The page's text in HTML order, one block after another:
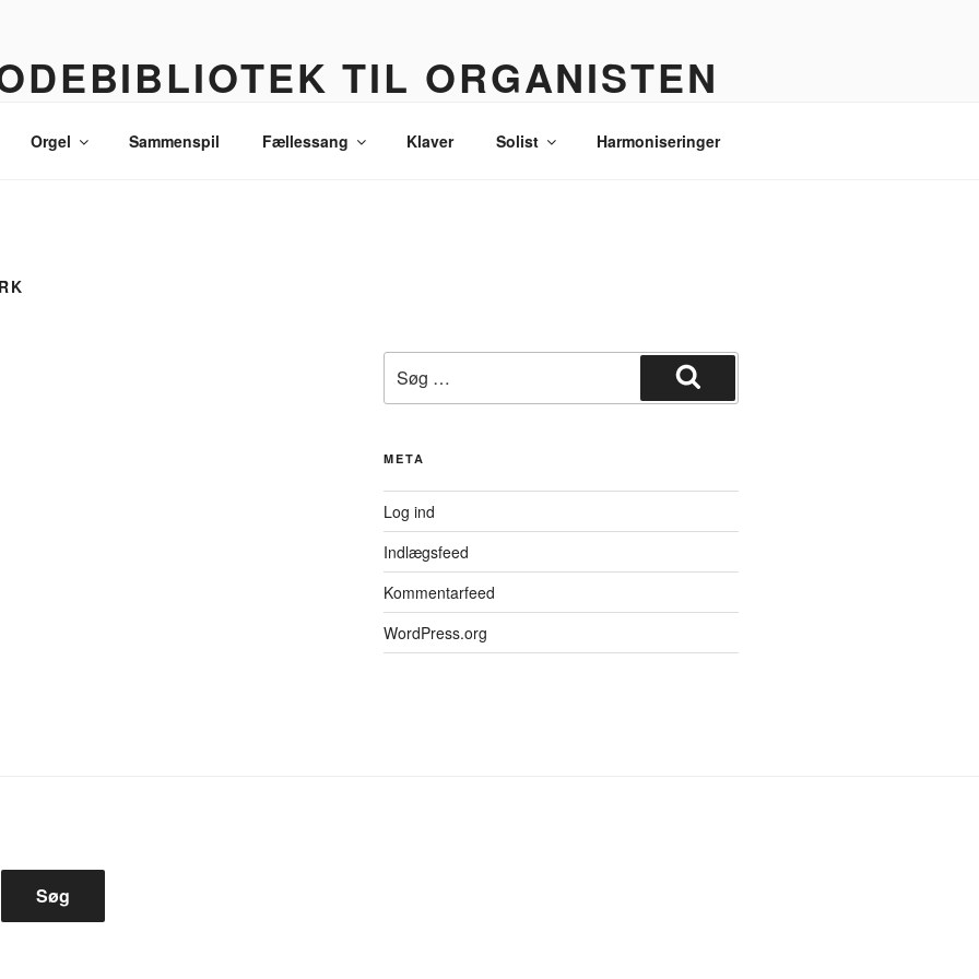
TIL ORGANISTEN
Orgel Sammenspil Fællessang Klaver Solist Harmoniseringer
efter:
Søg
META
Log ind
Indlægsfeed
Kommentarfeed
WordPress.org
Søg